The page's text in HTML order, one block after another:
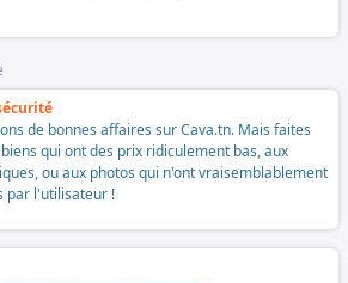
de bonnes affaires sur Cava.tn. Mais faites
qui ont des prix ridiculement bas, aux
ou aux photos qui n'ont vraisemblablement
par l'utilisateur !